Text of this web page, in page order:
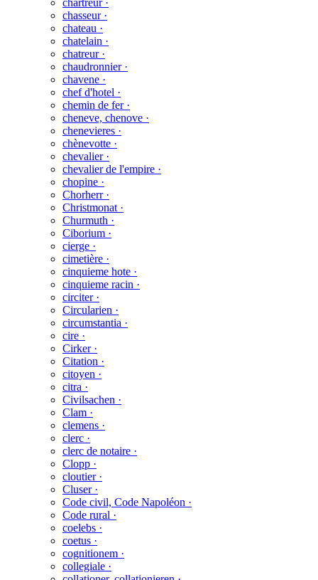
chasseur ·
chateau ·
chatelain ·
chatreur ·
chaudronnier ·
chavene ·
chef d'hotel ·
chemin de fer ·
cheneve, chenove ·
chenevieres ·
chènevotte ·
chevalier ·
chevalier de l'empire ·
chopine ·
Chorherr ·
Christmonat ·
Churmuth ·
Ciborium ·
cierge ·
cimetière ·
cinquieme hote ·
cinquieme racin ·
circiter ·
Circularien ·
circumstantia ·
cire ·
Cirker ·
Citation ·
citoyen ·
citra ·
Civilsachen ·
Clam ·
clemens ·
clerc ·
clerc de notaire ·
Clopp ·
cloutier ·
Cluser ·
Code civil, Code Napoléon ·
Code rural ·
coelebs ·
coetus ·
cognitionem ·
collegiale ·